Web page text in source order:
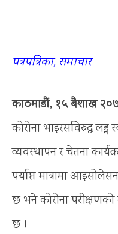
पत्रपत्रिका, समाचार
काठमाडौं, १५ बैशाख
कोरोना भाइरसविरुद्ध लड्न
व्यवस्थापन र चेतना
पर्याप्त मात्रामा
छ भने कोरोना
छ ।